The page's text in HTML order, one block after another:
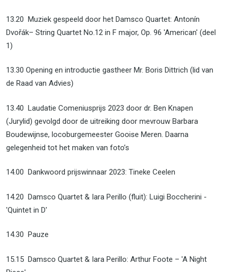
13.20 Muziek gespeeld door het Damsco Quartet: Antonín
Dvořák– String Quartet No.12 in F major, Op. 96 'American' (deel
1)
13.30 Opening en introductie gastheer Mr. Boris Dittrich (lid van
de Raad van Advies)
13.40 Laudatie Comeniusprijs 2023 door dr. Ben Knapen
(Jurylid) gevolgd door de uitreiking door mevrouw Barbara
Boudewijnse, locoburgemeester Gooise Meren. Daarna
gelegenheid tot het maken van foto’s
14.00 Dankwoord prijswinnaar 2023: Tineke Ceelen
14.20 Damsco Quartet & Iara Perillo (fluit): Luigi Boccherini -
'Quintet in D'
14.30 Pauze
15.15 Damsco Quartet & Iara Perillo: Arthur Foote – 'A Night